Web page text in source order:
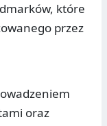
które
przez
oraz